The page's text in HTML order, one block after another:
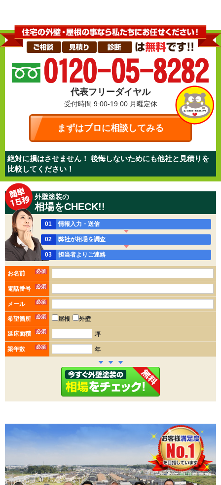
代表フリーダイヤル
受付時間 9:00-19:00 月曜定休
まずはプロに相談してみる
絶対に損はさせません！ 後悔しないためにも他社と見積りを
比較してください！
外壁塗装の
相場をCHECK!!
01 情報入力・送信
02 弊社が相場を調査
03 担当者よりご連絡
お名前 必須
電話番号 必須
メール 必須
希望箇所 必須 屋根 外壁
延床面積 必須 坪
築年数 必須 年